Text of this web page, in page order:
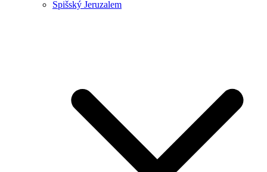
Spišský Jeruzalem